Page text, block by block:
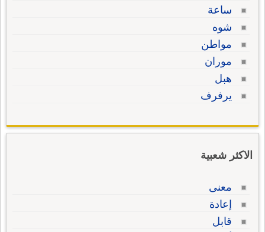
ساعة
شوه
مواطن
موران
هبل
يرفرف
الاكثر شعبية
معنى
إعادة
قابل